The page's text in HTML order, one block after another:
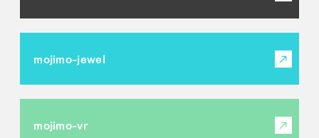
mojimo-jewel
mojimo-vr